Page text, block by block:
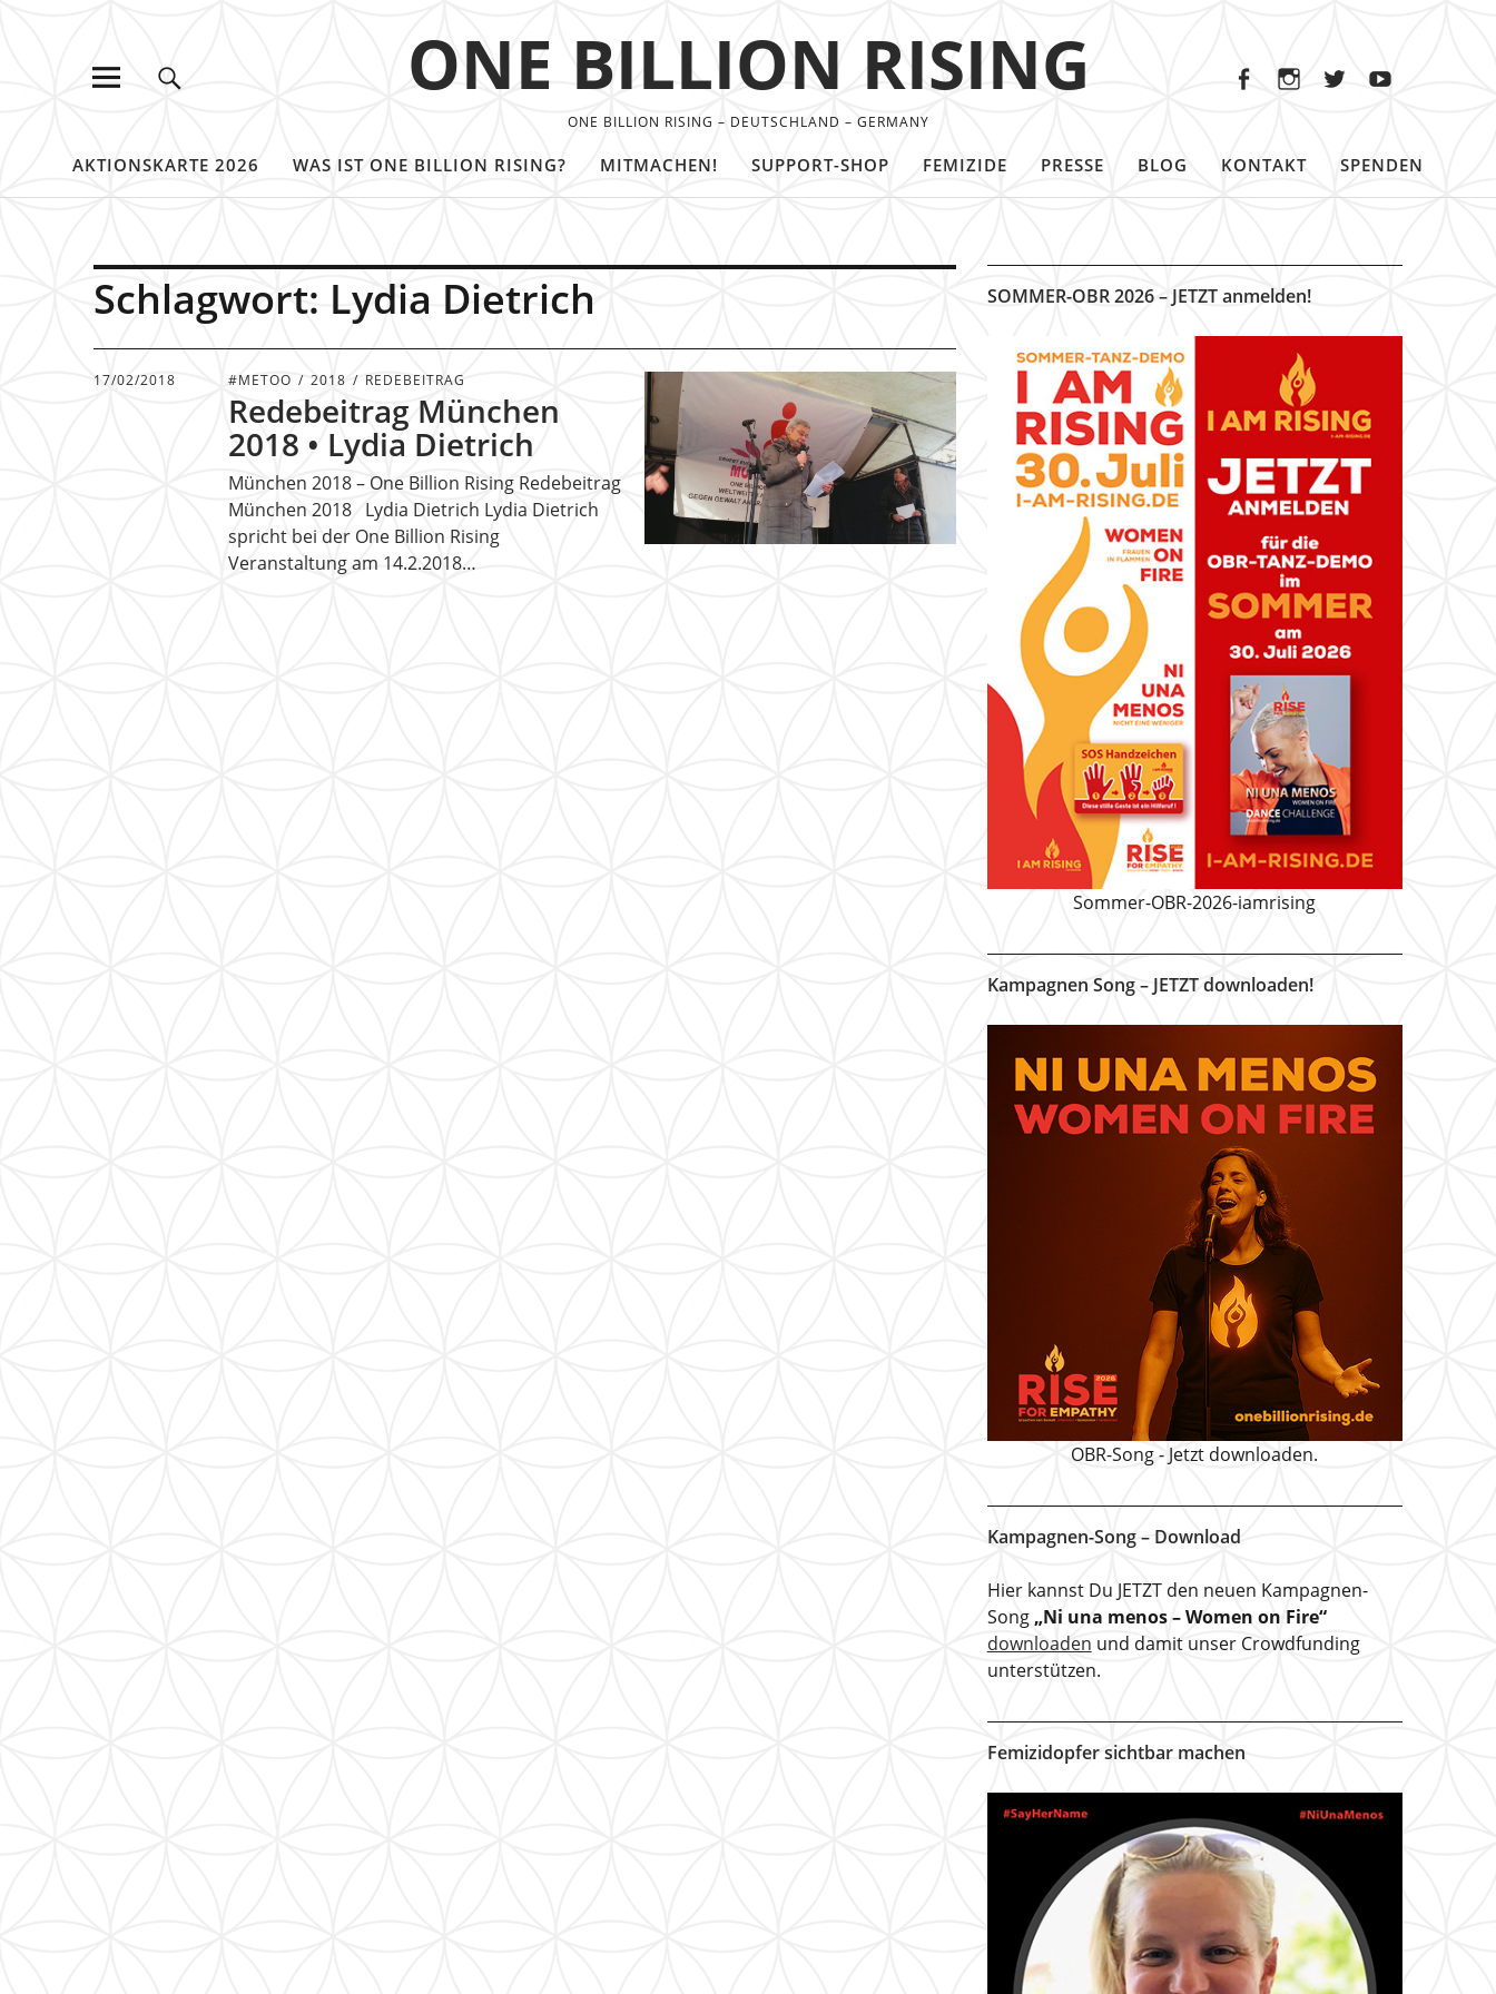
ONE BILLION RISING
ONE BILLION RISING – DEUTSCHLAND – GERMANY
AKTIONSKARTE 2026 WAS IST ONE BILLION RISING? MITMACHEN! SUPPORT-SHOP FEMIZIDE PRESSE BLOG KONTAKT SPENDEN
Schlagwort: Lydia Dietrich
17/02/2018 #METOO 2018 REDEBEITRAG
Redebeitrag München
2018 • Lydia Dietrich
München 2018 – One Billion Rising Redebeitrag
München 2018 Lydia Dietrich Lydia Dietrich
spricht bei der One Billion Rising
Veranstaltung am 14.2.2018…
SOMMER-OBR 2026 – JETZT anmelden!
Sommer-OBR-2026-iamrising
Kampagnen Song – JETZT downloaden!
OBR-Song - Jetzt downloaden.
Kampagnen-Song – Download
Hier kannst Du JETZT den neuen Kampagnen-
Song „Ni una menos – Women on Fire“
downloaden und damit unser Crowdfunding
unterstützen.
Femizidopfer sichtbar machen